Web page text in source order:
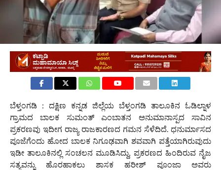
ಬೆಳ್ತಂಗಡಿ : ದಕ್ಷಿಣ ಕನ್ನಡ ಜಿಲ್ಲೆಯ ಬೆಳ್ತಂಗಡಿ ತಾಲೂಕಿನ ಓಡಿಲ್ನಾಳ
ಗ್ರಾಮದ ಬಾಲಕ ಸುಮಂತ್ ಎಂಬಾತನ ಅನುಮಾನಾಸ್ಪದ ಸಾವಿನ
ಪ್ರಕರಣವು ಇದೀಗ ರಾಜ್ಯ ರಾಜಕಾರಣದ ಗಮನ ಸೆಳೆದಿದೆ. ಧನುರ್ಮಾಸದ
ಪೂಜೆಗೆಂದು ಹೋದ ಬಾಲಕ ನಿಗೂಢವಾಗಿ ಶವವಾಗಿ ಪತ್ತೆಯಾಗಿರುವುದು
ಇಡೀ ತಾಲೂಕಿನಲ್ಲಿ ಸಂಚಲನ ಮೂಡಿಸಿದ್ದು, ಪ್ರಕರಣದ ಹಿಂದಿರುವ ನೈಜ
ಸತ್ಯವನ್ನು ಹೊರಹಾಕಲು ಶಾಸಕ ಹರೀಶ್ ಪೂಂಜಾ ಅವರು